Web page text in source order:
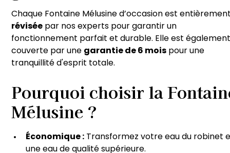
Chaque Fontaine Mélusine d’occasion est
révisée par nos experts pour garantir un
fonctionnement parfait et durable. Elle est
couverte par une garantie de 6 mois pour une
tranquillité d'esprit totale.
Pourquoi choisir la
Mélusine ?
Économique : Transformez votre eau du robinet
une eau de qualité supérieure.